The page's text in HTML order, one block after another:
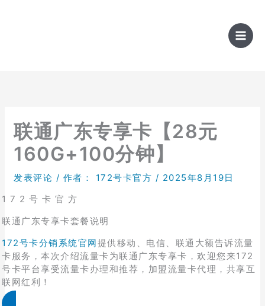
联通广东专享卡【28元
160G+100分钟】
发表评论 / 作者： 172号卡官方 / 2025年8月19日
1 7 2 号 卡 官 方
联通广东专享卡套餐说明
172号卡分销系统官网提供移动、电信、联通大额告诉流量
卡服务，本次介绍流量卡为联通广东专享卡，欢迎您来172
号卡平台享受流量卡办理和推荐，加盟流量卡代理，共享互
联网红利！